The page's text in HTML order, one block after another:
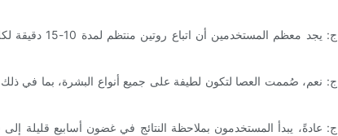
ج: نعم، صُممت العصا لتكون لطيفة على جميع أنواع البشرة، بما في
ج: عادةً، يبدأ المستخدمون بملاحظة النتائج في غضون أسابيع قليلة